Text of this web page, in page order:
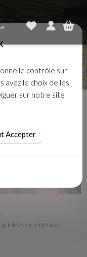
du domaine
le contrôle sur
avez le choix de les
sur notre site
Accepter